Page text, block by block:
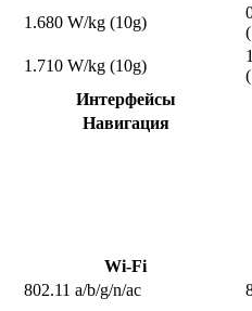
1.680 W/kg (10g)
1.710 W/kg (10g)
Интерфейсы
Навигация
Wi-Fi
802.11 a/b/g/n/ac